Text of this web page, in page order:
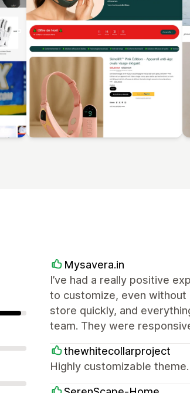
Mysavera.in
I’ve had a really positive
to customize, even without
store quickly, and
team. They were
thewhitecollarproject
Highly customizable